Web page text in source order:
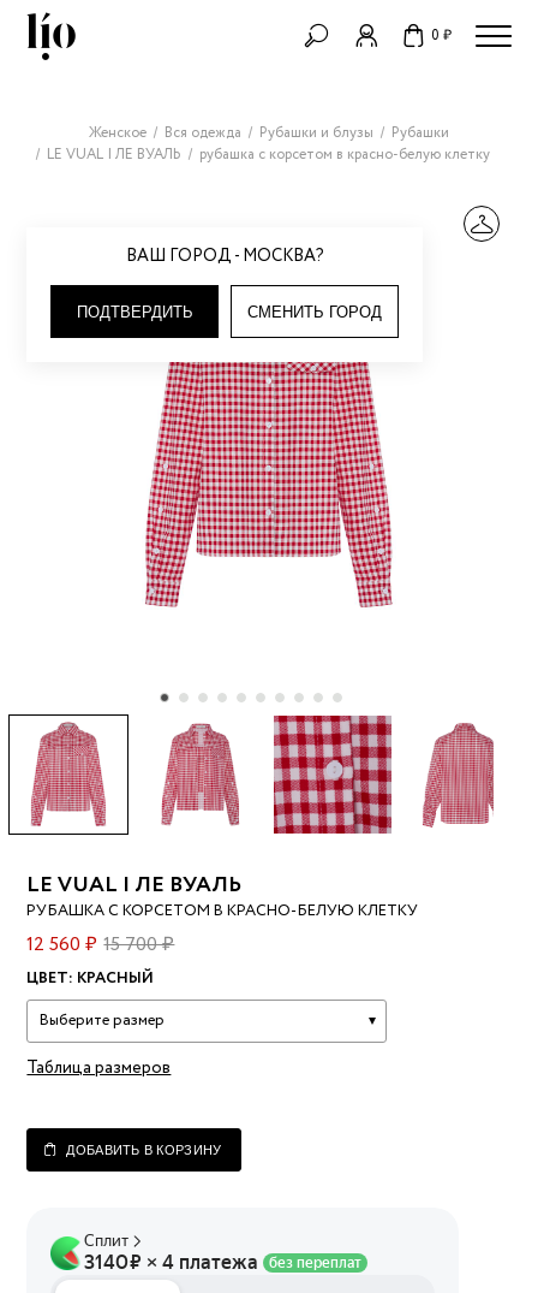
0 ₽
ВАШ ГОРОД - МОСКВА?
ПОДТВЕРДИТЬ СМЕНИТЬ ГОРОД
Женское Вся одежда Рубашки и блузы
Рубашки
LE VUAL | ЛЕ ВУАЛЬ
рубашка с корсетом в красно-белую клетку
LE VUAL | ЛЕ ВУАЛЬ
РУБАШКА С КОРСЕТОМ В КРАСНО-БЕЛУЮ КЛЕТКУ
12 560 ₽ 15 700 ₽
ЦВЕТ: КРАСНЫЙ
Выберите размер
Таблица размеров
ДОБАВИТЬ В КОРЗИНУ